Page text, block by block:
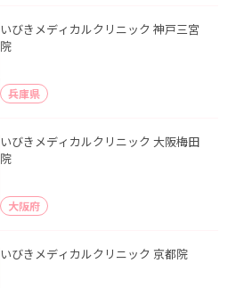
いびきメディカルクリニック 神戸三宮
院
兵庫県
いびきメディカルクリニック 大阪梅田
院
大阪府
いびきメディカルクリニック 京都院